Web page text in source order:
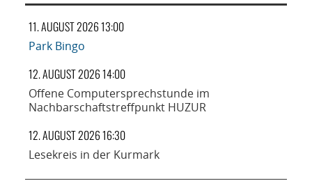
11. AUGUST 2026 13:00
Park Bingo
12. AUGUST 2026 14:00
Offene Computersprechstunde im
Nachbarschaftstreffpunkt HUZUR
12. AUGUST 2026 16:30
Lesekreis in der Kurmark